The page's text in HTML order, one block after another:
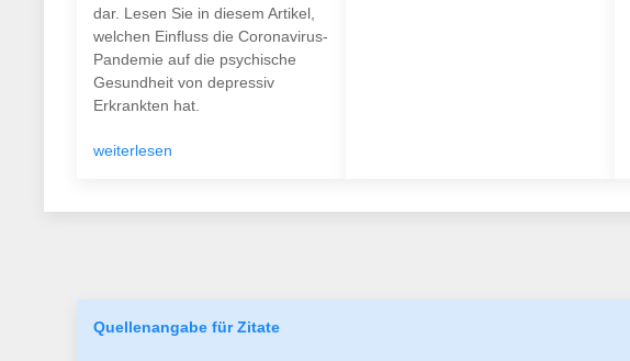
dar. Lesen Sie in diesem Artikel,
welchen Einfluss die Coronavirus-
Pandemie auf die psychische
Gesundheit von depressiv
Erkrankten hat.
weiterlesen
Quellenangabe für Zitate